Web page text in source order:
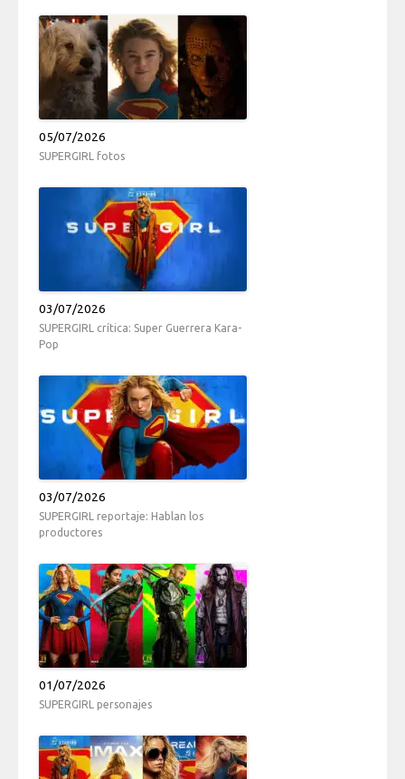
05/07/2026
SUPERGIRL fotos
03/07/2026
SUPERGIRL crítica: Super Guerrera Kara-
Pop
03/07/2026
SUPERGIRL reportaje: Hablan los
productores
01/07/2026
SUPERGIRL personajes